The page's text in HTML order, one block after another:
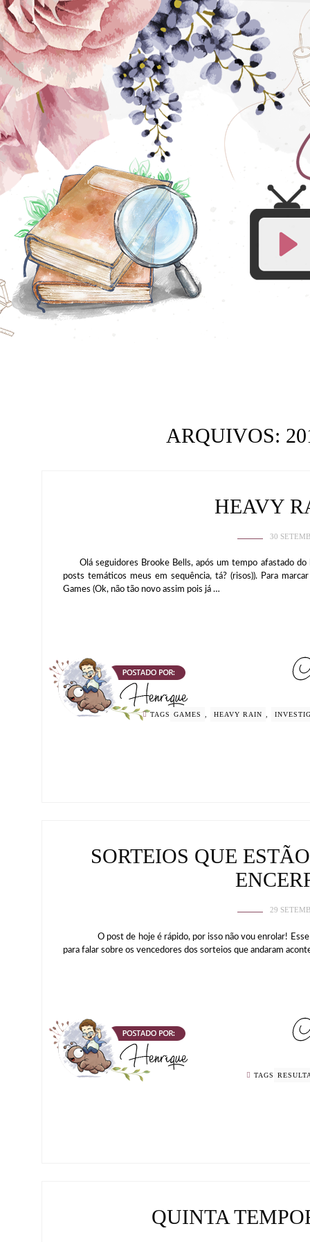
ARQUIVOS:
HEAVY
30
Olá seguidores Brooke Bells, após um tempo afastado do
posts temáticos meus em sequência, tá? (risos)). Para
Games (Ok, não tão novo assim pois já …
TAGS GAMES , HEAVY RAIN ,
SORTEIOS QUE
29
O post de hoje é rápido, por isso não vou enrolar! Esse
para falar sobre os vencedores dos sorteios que andaram
TAGS
QUINTA